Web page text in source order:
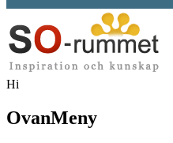
Hi
OvanMeny